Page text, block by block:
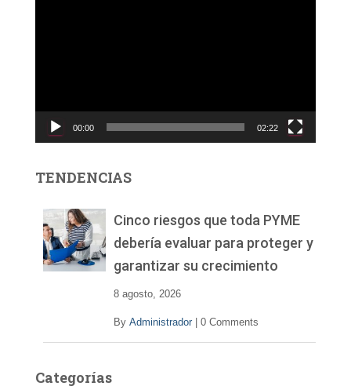
c
d
00:00 02:22
TENDENCIAS
Cinco riesgos que toda PYME
debería evaluar para proteger y
garantizar su crecimiento
8 agosto, 2026
By Administrador 0 Comments
Categorías